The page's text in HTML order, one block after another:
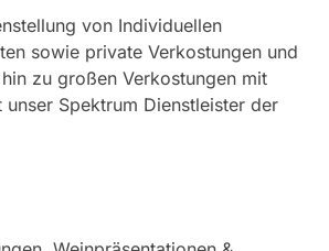
von Individuellen
sowie private Verkostungen und
zu großen Verkostungen mit
unser Spektrum Dienstleister der